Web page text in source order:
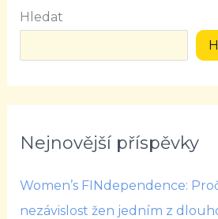
Hledat
Nejnovější příspěvky
Women’s FINdependence:
nezávislost žen jedním z